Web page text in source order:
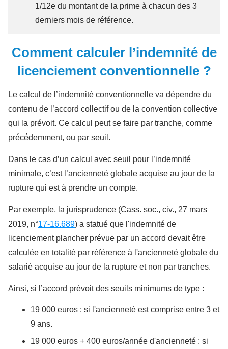
1/12e du montant de la prime à chacun des 3
derniers mois de référence.
Comment calculer l’indemnité de
licenciement conventionnelle ?
Le calcul de l’indemnité conventionnelle va dépendre du
contenu de l’accord collectif ou de la convention collective
qui la prévoit. Ce calcul peut se faire par tranche, comme
précédemment, ou par seuil.
Dans le cas d’un calcul avec seuil pour l’indemnité
minimale, c’est l’ancienneté globale acquise au jour de la
rupture qui est à prendre un compte.
Par exemple, la jurisprudence (Cass. soc., civ., 27 mars
2019, n°17-16.689) a statué que l'indemnité de
licenciement plancher prévue par un accord devait être
calculée en totalité par référence à l'ancienneté globale du
salarié acquise au jour de la rupture et non par tranches.
Ainsi, si l’accord prévoit des seuils minimums de type :
19 000 euros : si l'ancienneté est comprise entre 3 et
9 ans.
19 000 euros + 400 euros/année d'ancienneté : si